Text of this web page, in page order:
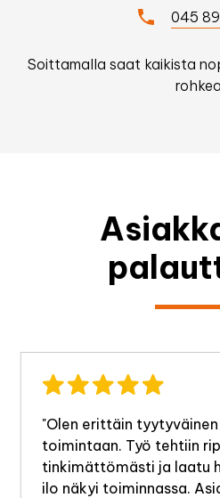
045
Soittamalla saat kaikista
"Olen erittäin tyytyväinen
toimintaan. Työ tehtiin
tinkimättömästi ja laatu
ilo näkyi toiminnassa.